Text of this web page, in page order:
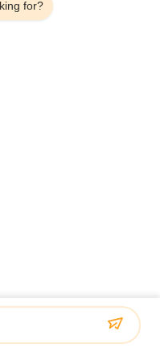
Les Affaires
Plan Du Site
for?